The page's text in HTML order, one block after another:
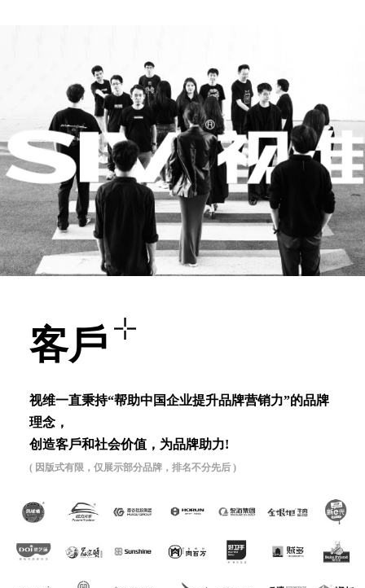
客⼾
视维⼀直秉持“帮助中国企业提升品牌营销⼒”的品牌
理念，
创造客⼾和社会价值，为品牌助⼒!
( 因版式有限，仅展示部分品牌，排名不分先后 )